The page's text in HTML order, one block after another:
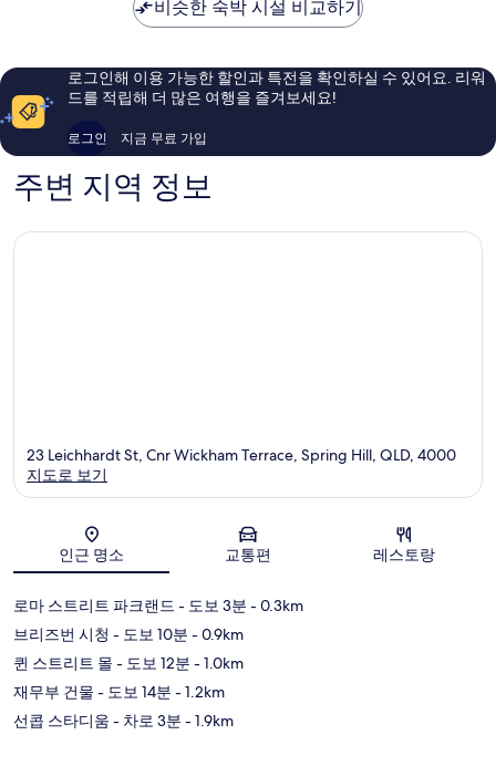
이
후
기
럴
바
이
용
비슷한 숙박 시설 비교하기
로그인해 이용 가능한 할인과 특전을 확인하실 수 있어요. 리워
드를 적립해 더 많은 여행을 즐겨보세요!
로그인 지금 무료 가입
주변 지역 정보
지도
23 Leichhardt St, Cnr Wickham Terrace, Spring Hill, QLD, 4000
지도로 보기
인근 명소 교통편 레스토랑
로마 스트리트 파크랜드 - 도보 3분 - 0.3km
브리즈번 시청 - 도보 10분 - 0.9km
퀸 스트리트 몰 - 도보 12분 - 1.0km
재무부 건물 - 도보 14분 - 1.2km
선콥 스타디움 - 차로 3분 - 1.9km